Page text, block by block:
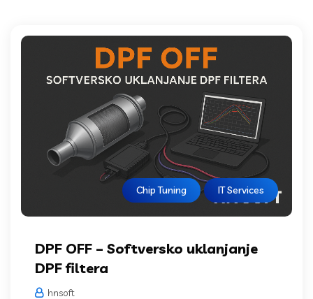
Chip Tuning IT Services
DPF OFF – Softversko uklanjanje
DPF filtera
hnsoft